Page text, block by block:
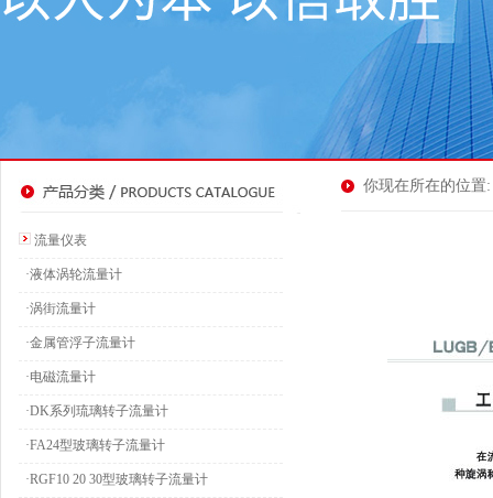
流量仪表
·液体涡轮流量计
·涡街流量计
·金属管浮子流量计
·电磁流量计
·DK系列琉璃转子流量计
·FA24型玻璃转子流量计
·RGF10 20 30型玻璃转子流量计
你现在所在的位置